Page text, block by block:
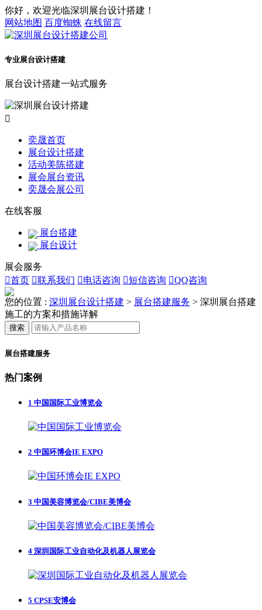
你好，欢迎光临深圳展台设计搭建！
网站地图 百度蜘蛛 在线留言
专业展台设计搭建
展台设计搭建一站式服务

奕晟首页
展台设计搭建
活动美陈搭建
展会展台资讯
奕晟会展公司
在线客服
展台搭建
展台设计
展会服务
首页 联系我们 电话咨询 短信咨询 QQ咨询
您的位置 : 深圳展台设计搭建 > 展台搭建服务 > 深圳展台搭建
施工的方案和措施详解
搜索
展台搭建服务
热门案例
1 中国国际工业博览会
2 中国环博会IE EXPO
3 中国美容博览会/CIBE美博会
4 深圳国际工业自动化及机器人展览会
5 CPSE安博会